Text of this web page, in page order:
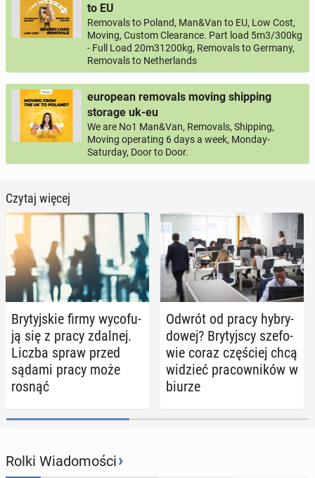
to EU
Removals to Poland, Man&Van to EU, Low Cost,
Moving, Custom Clearance. Part load 5m3/300kg
- Full Load 20m31200kg, Removals to Germany,
Removals to Netherlands
european removals moving shipping
storage uk-eu
We are No1 Man&Van, Removals, Shipping,
Moving operating 6 days a week, Monday-
Saturday, Door to Door.
Czytaj więcej
Bry­tyj­skie firmy wy­co­fu­
ją się z pracy zdalnej.
Liczba spraw przed
sądami pracy może
rosnąć
Odwrót od pracy hy­bry­
do­wej? Bry­tyj­scy sze­fo­
wie coraz czę­ściej chcą
widzieć pra­cow­ni­ków w
biurze
Rolki Wiadomości›